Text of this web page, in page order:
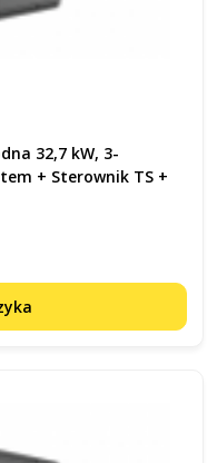
32,7 kW, 3-
+ Sterownik TS +